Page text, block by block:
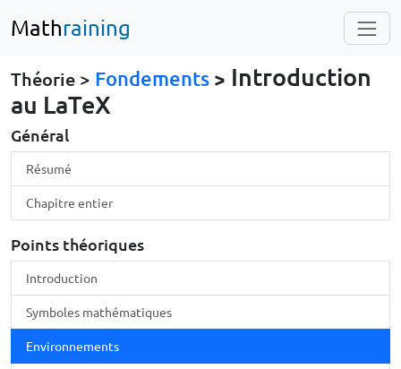
Mathraining
Théorie > Fondements > Introduction
au LaTeX
Général
Résumé
Chapitre entier
Points théoriques
Introduction
Symboles mathématiques
Environnements